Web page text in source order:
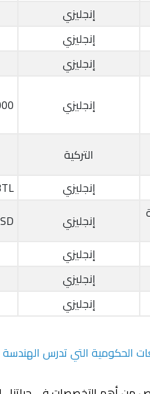
إنجليزي
إنجليزي
إنجليزي
إنجليزي
التركية
إنجليزي
إنجليزي
إنجليزي
إنجليزي
إنجليزي
الحكومية التي تدرس الهندسة